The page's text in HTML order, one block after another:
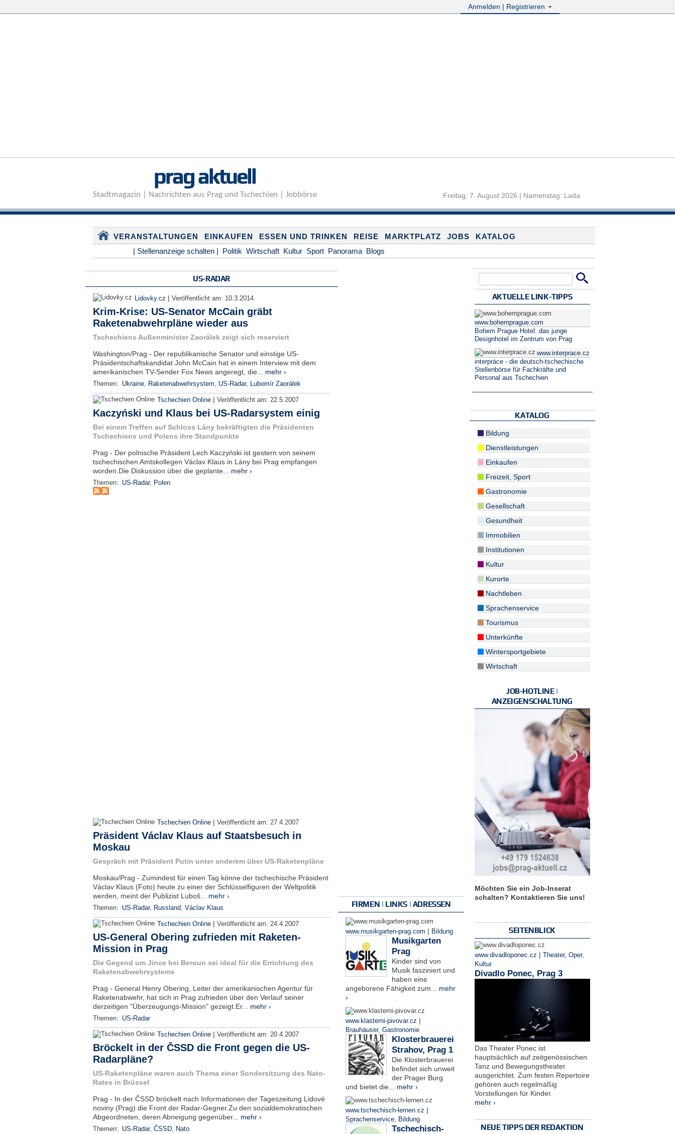
Anmelden | Registrieren
prag aktuell
Stadtmagazin | Nachrichten aus Prag und Tschechien | Jobbörse Freitag, 7. August 2026 | Namenstag: Lada
VERANSTALTUNGEN EINKAUFEN ESSEN UND TRINKEN REISE MARKTPLATZ JOBS
KATALOG
| Stellenanzeige schalten | Politik Wirtschaft Kultur Sport Panorama Blogs
US-RADAR
Lidovky.cz | Veröffentlicht am: 10.3.2014
Krim-Krise: US-Senator McCain gräbt
Raketenabwehrpläne wieder aus
Tschechiens Außenminister Zaorálek zeigt sich reserviert
Washington/Prag - Der republikanische Senator und einstige US-
Präsidentschaftskandidat John McCain hat in einem Interview mit dem
amerikanischen TV-Sender Fox News angeregt, die... mehr ›
Themen: Ukraine, Raketenabwehrsystem, US-Radar, Lubomír Zaorálek
Tschechien Online | Veröffentlicht am: 22.5.2007
Kaczyński und Klaus bei US-Radarsystem einig
Bei einem Treffen auf Schloss Lány bekräftigten die Präsidenten
Tschechiens und Polens ihre Standpunkte
Prag - Der polnische Präsident Lech Kaczyński ist gestern von seinem
tschechischen Amtskollegen Václav Klaus in Lány bei Prag empfangen
worden.Die Diskussion über die geplante... mehr ›
Themen: US-Radar, Polen
Tschechien Online | Veröffentlicht am: 27.4.2007
Präsident Václav Klaus auf Staatsbesuch in
Moskau
Gespräch mit Präsident Putin unter anderem über US-Raketenpläne
Moskau/Prag - Zumindest für einen Tag könne der tschechische Präsident
Václav Klaus (Foto) heute zu einer der Schlüsselfiguren der Weltpolitik
werden, meint der Publizist Luboš... mehr ›
Themen: US-Radar, Russland, Václav Klaus
Tschechien Online | Veröffentlicht am: 24.4.2007
US-General Obering zufrieden mit Raketen-
Mission in Prag
Die Gegend um Jince bei Beroun sei ideal für die Errichtung des
Raketenabwehrsystems
Prag - General Henry Obering, Leiter der amerikanischen Agentur für
Raketenabwehr, hat sich in Prag zufrieden über den Verlauf seiner
derzeitigen "Überzeugungs-Mission" gezeigt.Er... mehr ›
Themen: US-Radar
Tschechien Online | Veröffentlicht am: 20.4.2007
Bröckelt in der ČSSD die Front gegen die US-
Radarpläne?
US-Raketenpläne waren auch Thema einer Sondersitzung des Nato-
Rates in Brüssel
Prag - In der ČSSD bröckelt nach Informationen der Tageszeitung Lidové
noviny (Prag) die Front der Radar-Gegner.Zu den sozialdemokratischen
Abgeordneten, deren Abneigung gegenüber... mehr ›
Themen: US-Radar, ČSSD, Nato
FIRMEN | LINKS | ADRESSEN
www.musikgarten-prag.com | Bildung
Musikgarten
Prag
Kinder sind von
Musik fasziniert und
haben eine
angeborene Fähigkeit zum... mehr
›
www.klasterni-pivovar.cz |
Brauhäuser, Gastronomie
Klosterbrauerei
Strahov, Prag 1
Die Klosterbrauerei
befindet sich unweit
der Prager Burg
und bietet die... mehr ›
www.tschechisch-lernen.cz |
Sprachenservice, Bildung
Tschechisch-
AKTUELLE LINK-TIPPS
www.bohemprague.com
Bohem Prague Hotel: das junge
Designhotel im Zentrum von Prag
www.interprace.cz
interpráce - die deutsch-tschechische
Stellenbörse für Fachkräfte und
Personal aus Tschechien
KATALOG
Bildung
Dienstleistungen
Einkaufen
Freizeit, Sport
Gastronomie
Gesellschaft
Gesundheit
Immobilien
Institutionen
Kultur
Kurorte
Nachtleben
Sprachenservice
Tourismus
Unterkünfte
Wintersportgebiete
Wirtschaft
JOB-HOTLINE |
ANZEIGENSCHALTUNG
Möchten Sie ein Job-Inserat
schalten? Kontaktieren Sie uns!
SEITENBLICK
www.divadloponec.cz | Theater, Oper,
Kultur
Divadlo Ponec, Prag 3
Das Theater Ponec ist
hauptsächlich auf zeitgenössischen
Tanz und Bewegungstheater
ausgerichtet. Zum festen Repertoire
gehören auch regelmäßig
Vorstellungen für Kinder.
mehr ›
NEUE TIPPS DER REDAKTION